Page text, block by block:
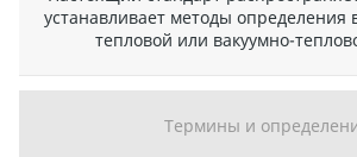
устанавливает методы определения
тепловой или вакуумно-
Термины и